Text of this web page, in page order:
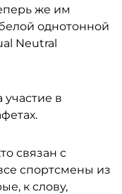
же им
однотонной
Neutral
участие в
связан с
спортсмены из
к слову,